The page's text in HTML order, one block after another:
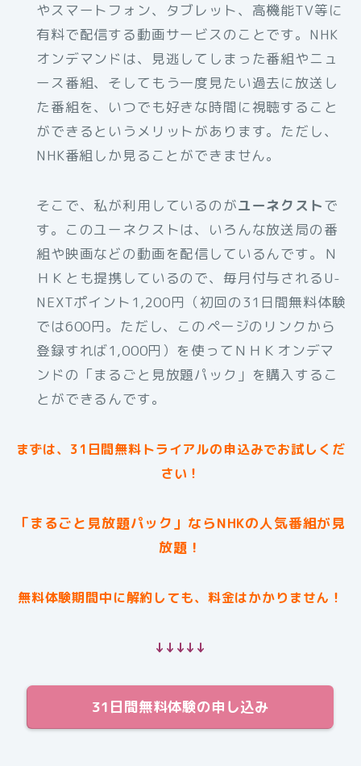
やスマートフォン、タブレット、高機能TV等に
有料で配信する動画サービスのことです。NHK
オンデマンドは、見逃してしまった番組やニュ
ース番組、そしてもう一度見たい過去に放送し
た番組を、いつでも好きな時間に視聴すること
ができるというメリットがあります。ただし、
NHK番組しか見ることができません。
そこで、私が利用しているのがユーネクストで
す。このユーネクストは、いろんな放送局の番
組や映画などの動画を配信しているんです。Ｎ
ＨＫとも提携しているので、毎月付与されるU-
NEXTポイント1,200円（初回の31日間無料体験
では600円。ただし、このページのリンクから
登録すれば1,000円）を使ってＮＨＫオンデマ
ンドの「まるごと見放題パック」を購入するこ
とができるんです。
まずは、31日間無料トライアルの申込みでお試しくだ
さい！
「まるごと見放題パック」ならNHKの人気番組が見
放題！
無料体験期間中に解約しても、料金はかかりません！
↓↓↓↓↓
31日間無料体験の申し込み